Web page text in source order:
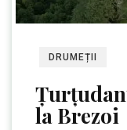
DRUMEȚII
la Brezoi